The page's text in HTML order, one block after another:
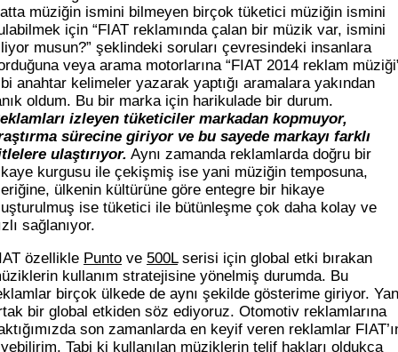
müziğin ismini bilmeyen birçok tüketici müziğin ismini
için “FIAT reklamında çalan bir müzik var, ismini
musun?” şeklindeki soruları çevresindeki insanlara
veya arama motorlarına “FIAT 2014 reklam
anahtar kelimeler yazarak yaptığı aramalara yakından
oldum. Bu bir marka için harikulade bir durum.
izleyen tüketiciler markadan kopmuyor,
sürecine giriyor ve bu sayede markayı farklı
ulaştırıyor. Aynı zamanda reklamlarda doğru bir
kurgusu ile çekişmiş ise yani müziğin temposuna,
ülkenin kültürüne göre entegre bir hikaye
ise tüketici ile bütünleşme çok daha kolay ve
sağlanıyor.
özellikle Punto ve 500Lserisi için global etki bırakan
kullanım stratejisine yönelmiş durumda. Bu
birçok ülkede de aynı şekilde gösterime giriyor.
bir global etkiden söz ediyoruz. Otomotiv reklamlarına
son zamanlarda en keyif veren reklamlar
Tabi ki kullanılan müziklerin telif hakları oldukça